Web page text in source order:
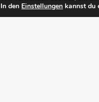
In den Einstellungen kannst du